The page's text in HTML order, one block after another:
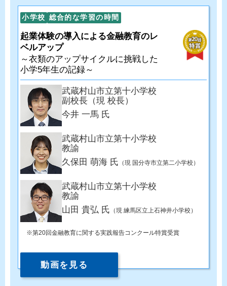
小学校 総合的な学習の時間
起業体験の導入による金融教育のレ
ベルアップ
～衣類のアップサイクルに挑戦した
小学5年生の記録～
武蔵村山市立第十小学校
副校長（現 校長）
今井 一馬 氏
武蔵村山市立第十小学校
教諭
久保田 萌海 氏 （現 国分寺市立第二小学校）
武蔵村山市立第十小学校
教諭
山田 貴弘 氏 （現 練馬区立上石神井小学校）
第20回金融教育に関する実践報告コンクール特賞受賞
動画を見る